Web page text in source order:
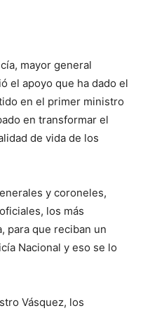
mayor general
el apoyo que ha dado el
en el primer ministro
en transformar el
de vida de los
y coroneles,
los más
para que reciban un
Nacional y eso se lo
Vásquez, los